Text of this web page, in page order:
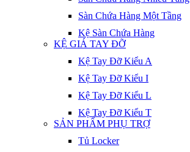
Sàn Chứa Hàng Một Tầng
Kệ Sàn Chứa Hàng
KỆ GIÁ TAY ĐỠ
Kệ Tay Đỡ Kiểu A
Kệ Tay Đỡ Kiểu I
Kệ Tay Đỡ Kiểu L
Kệ Tay Đỡ Kiểu T
SẢN PHẨM PHỤ TRỢ
Tủ Locker